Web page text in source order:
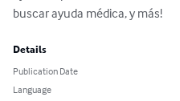
buscar ayuda médica, y más!
Details
Publication Date
Language